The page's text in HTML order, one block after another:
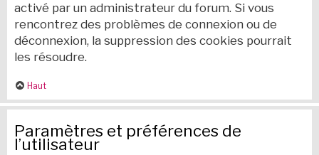
activé par un administrateur du forum. Si vous
rencontrez des problèmes de connexion ou de
déconnexion, la suppression des cookies pourrait
les résoudre.
Haut
Paramètres et préférences de
l’utilisateur